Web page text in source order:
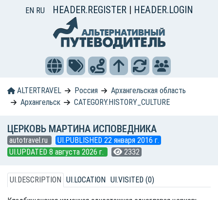
EN RU HEADER.REGISTER | HEADER.LOGIN
ALTERTRAVEL Россия
Архангельская область
Архангельск
CATEGORY.HISTORY_CULTURE
ЦЕРКОВЬ МАРТИНА ИСПОВЕДНИКА
autotravel.ru
UI.PUBLISHED 22 января 2016 г.
UI.UPDATED 8 августа 2026 г.
2332
UI.DESCRIPTION UI.LOCATION UI.VISITED (0)